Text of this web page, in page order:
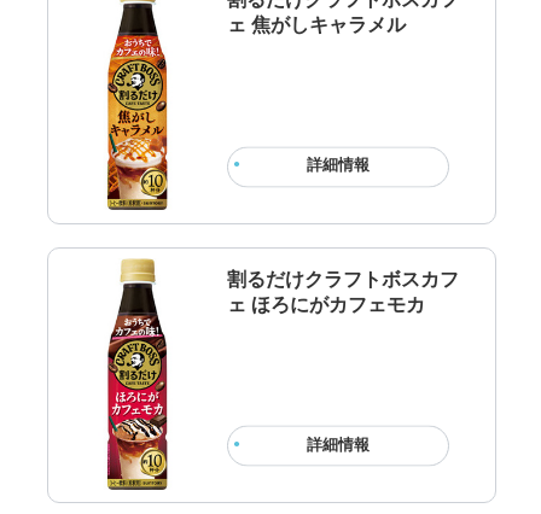
ェ 焦がしキャラメル
詳細情報
割るだけクラフトボスカフ
ェ ほろにがカフェモカ
詳細情報